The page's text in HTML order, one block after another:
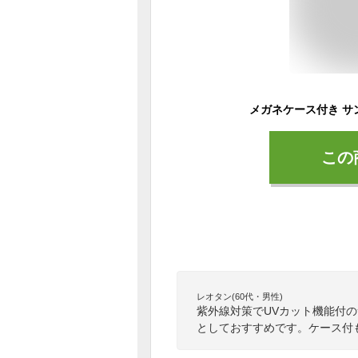
こ
レオタン(60代・男性)
紫外線対策でUVカット機能付
としておすすめです。ケース